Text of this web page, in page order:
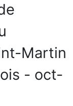
Martin
- oct-